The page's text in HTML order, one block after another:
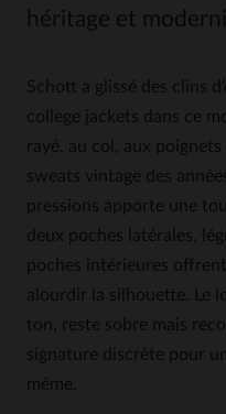
héritage et
Schott a glissé des clins
college jackets dans ce
rayé, au col, aux
sweats vintage des
pressions apporte une
deux poches latérales,
poches intérieures
alourdir la silhouette. Le
ton, reste sobre mais
signature discrète pour
même.